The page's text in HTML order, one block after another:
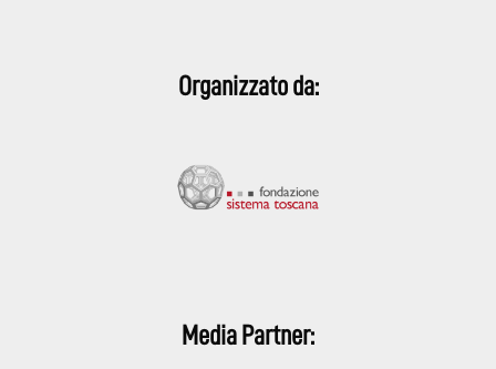
Organizzato da:
Media Partner: